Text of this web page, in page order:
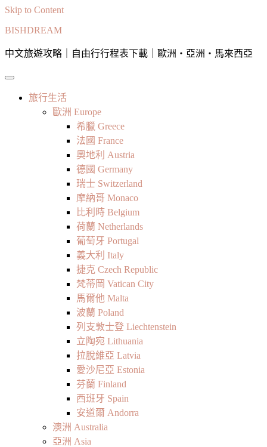
Skip to Content
BISHDREAM
中文旅遊攻略｜自由行行程表下載｜歐洲・亞洲・馬來西亞
旅行生活
歐洲 Europe
希臘 Greece
法國 France
奧地利 Austria
德國 Germany
瑞士 Switzerland
摩納哥 Monaco
比利時 Belgium
荷蘭 Netherlands
葡萄牙 Portugal
義大利 Italy
捷克 Czech Republic
梵蒂岡 Vatican City
馬爾他 Malta
波蘭 Poland
列支敦士登 Liechtenstein
立陶宛 Lithuania
拉脫維亞 Latvia
愛沙尼亞 Estonia
芬蘭 Finland
西班牙 Spain
安道爾 Andorra
澳洲 Australia
亞洲 Asia